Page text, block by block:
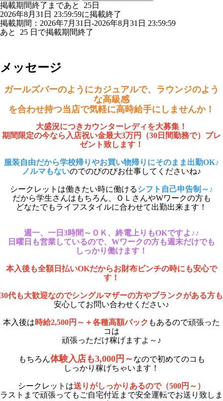
掲載期間終了まであと 25日
2026年8月31日 23:59:59に掲載終了
掲載期間：2026年7月31日-2026年8月31日 23:59:59
あと 25 日で掲載期間終了
メッセージ
ガールズバーのようにカジュアルで、ラウンジのよう
な高級感
を合わせ持つ当店で気軽に高時給手にしませんか！
大盛況につきカウンターレディを大募集！
期間限定の今なら入店祝い金最大3万円（30日間勤務で）プレ
ゼント致します！
服装自由だから学校帰りやお買い物帰りにそのまま出勤OK♪
ノルマもないのでのびのびお仕事してくださいね♪
シークレットは働きたい時に働けるシフト自己申告制～♪
だから学生さんはもちろん、ＯＬさんやWワークの方も
どなたでもライフスタイルに合わせて出勤出来ます！
週一、一日3時間～ＯＫ、 終電上りもOKですよ♪♪
日曜日も営業しているので、Wワークの方も週末だけでも
しっかり働けます！
本入後も全額日払いOKだからお財布ピンチの時にも安心で
す！
30代も大歓迎なのでシングルマザーの方やブランクがある方も
安心してお問い合わせください♪
本入後は時給2,500円～＋各種高額バック もあるので頑張った
コは
頑張っただけ稼げますよ～♪
もちろん体験入店も3,000円～ なので初めてのコも
しっかり稼げちゃいます！
シークレットは送りがしっかりあるので（500円～）
ラストまで頑張ってもご自宅付近まで安全運転でお送り致しま